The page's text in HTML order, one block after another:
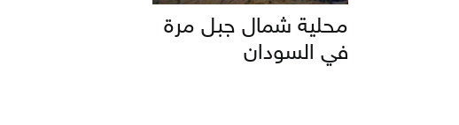
محلية شمال جبل مرة
في السودان